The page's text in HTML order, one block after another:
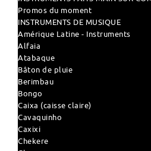
Promos du moment
INSTRUMENTS DE MUSIQUE
Amérique Latine - Instruments
Alfaia
Atabaque
Bâton de pluie
Berimbau
Bongo
Caixa (caisse claire)
Cavaquinho
Caxixi
Chekere